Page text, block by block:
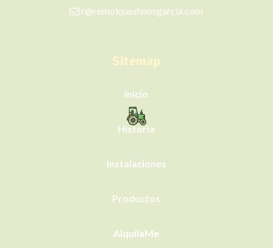
r@remolqueshnosgarcia.com
Sitemap
Inicio
Historia
Instalaciones
Productos
AlquílaMe